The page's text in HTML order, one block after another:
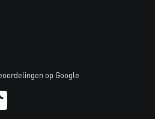
op Google